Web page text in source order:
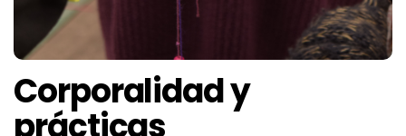
Corporalidad y
prácticas